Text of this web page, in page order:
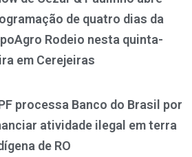
de quatro dias da
Rodeio nesta quinta-
em Cerejeiras
processa Banco do Brasil por
atividade ilegal em terra
de RO